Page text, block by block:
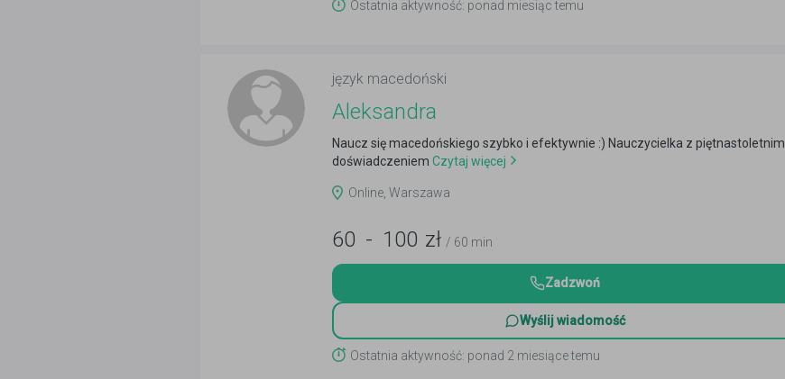
Ostatnia aktywność: ponad miesiąc temu
język macedoński
Aleksandra
Naucz się macedońskiego szybko i efektywnie :) Nauczycielka z piętnastoletnim
doświadczeniem Czytaj więcej
Online, Warszawa
60 - 100 zł / 60 min
Zadzwoń
Wyślij wiadomość
Ostatnia aktywność: ponad 2 miesiące temu